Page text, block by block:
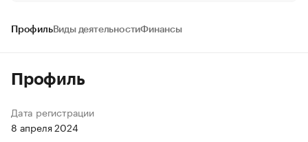
ПрофильВиды деятельностиФинансы
Профиль
Дата регистрации
8 апреля 2024